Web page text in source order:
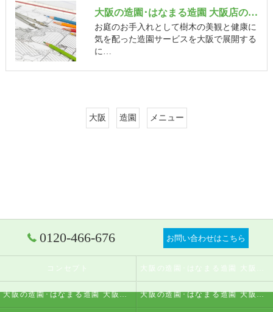
大阪の造園･はなまる造園 大阪店のお客様の声
お庭のお手入れとして樹木の美観と健康に
気を配った造園サービスを大阪で展開する
に…
大阪 造園 メニュー
0120-466-676 お問い合わせはこちら
コンセプト
大阪の造園･はなまる造園 大阪店の評判 大阪の造園･はなまる造園 大阪店のお客様の声